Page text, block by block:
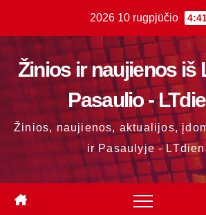
content
2026 10 rugpjūčio
Žinios ir naujienos iš
Pasaulio -
Žinios, naujienos, aktualijos,
ir Pasaulyje -